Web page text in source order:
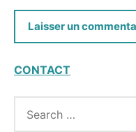
CONTACT